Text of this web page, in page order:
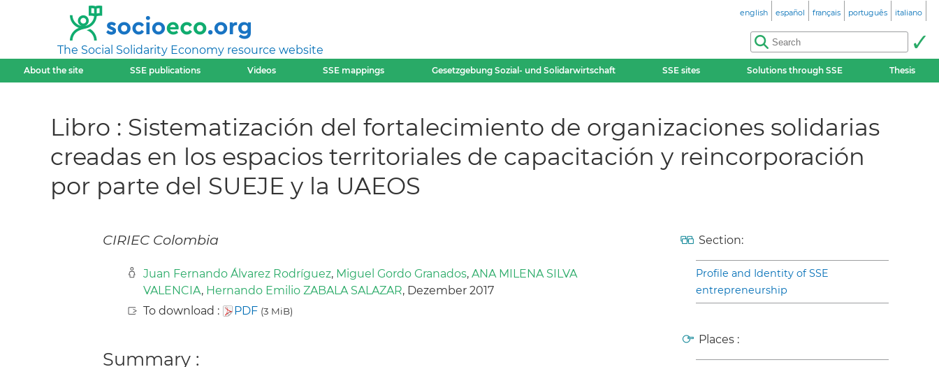
The Social Solidarity Economy resource website
english español français português italiano
About the site SSE publications Videos SSE mappings Gesetzgebung Sozial- und Solidarwirtschaft SSE sites Solutions through SSE Thesis
Libro : Sistematización del fortalecimiento de organizaciones solidarias
creadas en los espacios territoriales de capacitación y reincorporación
por parte del SUEJE y la UAEOS
CIRIEC Colombia
Juan Fernando Álvarez Rodríguez, Miguel Gordo Granados, ANA MILENA SILVA
VALENCIA, Hernando Emilio ZABALA SALAZAR, Dezember 2017
To download :
PDF (3 MiB)
Summary :
Section:
Profile and Identity of SSE
entrepreneurship
Places :